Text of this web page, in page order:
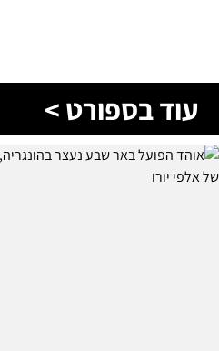
עוד בספורט >